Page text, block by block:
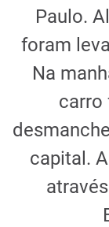
Paulo.
foram
Na
carro
capital.